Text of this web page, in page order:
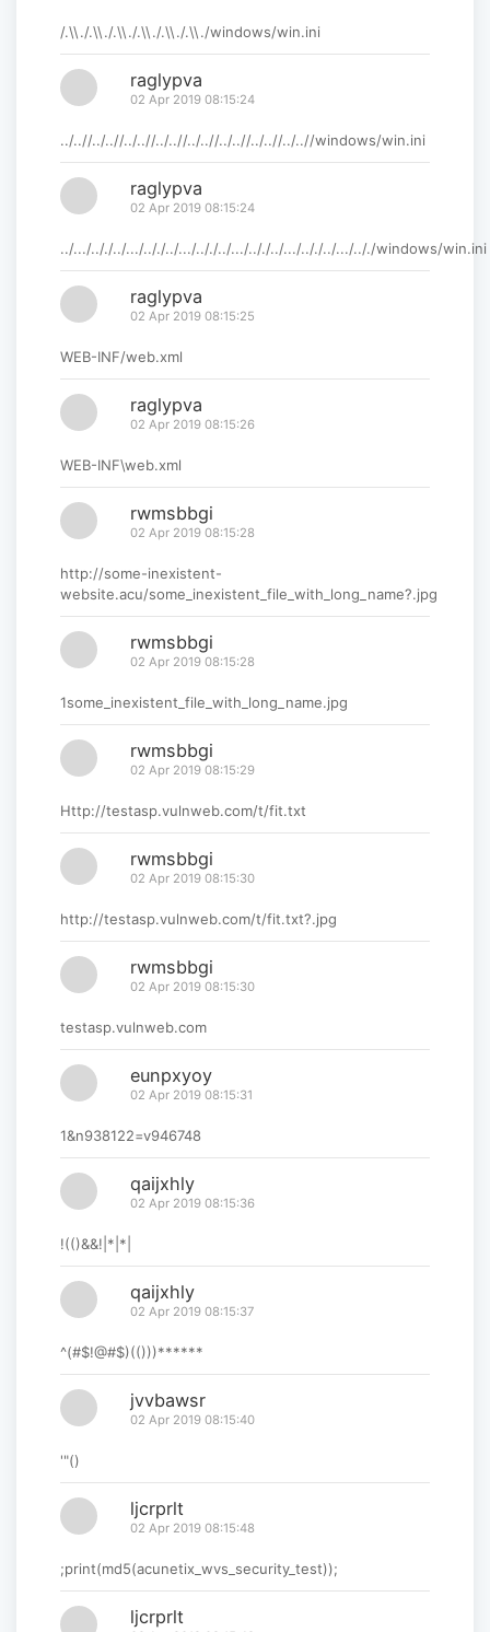
/.\\./.\\./.\\./.\\./.\\./.\\./windows/win.ini
raglypva
02 Apr 2019 08:15:24
../..//../..//../..//../..//../..//../..//../..//../..//windows/win.ini
raglypva
02 Apr 2019 08:15:24
../.../.././../.../.././../.../.././../.../.././../.../.././../.../.././windows/win.ini
raglypva
02 Apr 2019 08:15:25
WEB-INF/web.xml
raglypva
02 Apr 2019 08:15:26
WEB-INF\web.xml
rwmsbbgi
02 Apr 2019 08:15:28
http://some-inexistent-
website.acu/some_inexistent_file_with_long_name?.jpg
rwmsbbgi
02 Apr 2019 08:15:28
1some_inexistent_file_with_long_name.jpg
rwmsbbgi
02 Apr 2019 08:15:29
Http://testasp.vulnweb.com/t/fit.txt
rwmsbbgi
02 Apr 2019 08:15:30
http://testasp.vulnweb.com/t/fit.txt?.jpg
rwmsbbgi
02 Apr 2019 08:15:30
testasp.vulnweb.com
eunpxyoy
02 Apr 2019 08:15:31
1&n938122=v946748
qaijxhly
02 Apr 2019 08:15:36
!(()&&!|*|*|
qaijxhly
02 Apr 2019 08:15:37
^(#$!@#$)(()))******
jvvbawsr
02 Apr 2019 08:15:40
'"()
ljcrprlt
02 Apr 2019 08:15:48
;print(md5(acunetix_wvs_security_test));
ljcrprlt